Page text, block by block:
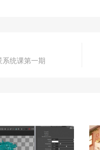
系统课第一期